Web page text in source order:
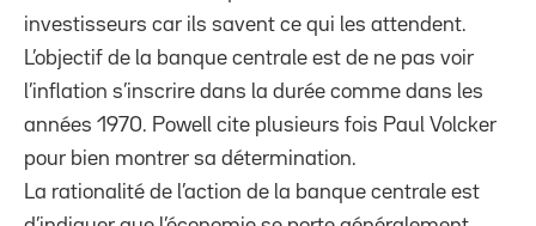
investisseurs car ils savent ce qui les attendent.
L’objectif de la banque centrale est de ne pas voir
l’inflation s’inscrire dans la durée comme dans les
années 1970. Powell cite plusieurs fois Paul Volcker
pour bien montrer sa détermination.
La rationalité de l’action de la banque centrale est